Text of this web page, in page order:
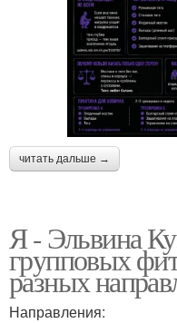
читать дальше →
Я - Эльвина
групповых
разных
Направления: